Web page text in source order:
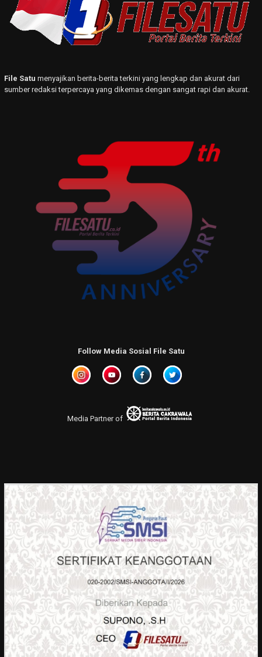
File Satu menyajikan berita-berita terkini yang lengkap dan akurat dari
sumber redaksi terpercaya yang dikemas dengan sangat rapi dan akurat.
Follow Media Sosial File Satu
Media Partner of